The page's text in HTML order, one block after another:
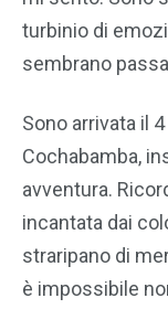
turbinio di
sembrano
Sono arrivata il
Cochabamba,
avventura.
incantata dai
straripano di
è impossibile